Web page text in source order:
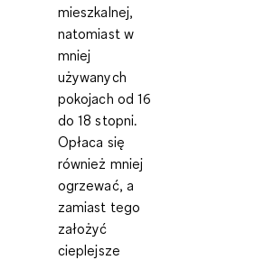
mieszkalnej,
natomiast w
mniej
używanych
pokojach od 16
do 18 stopni.
Opłaca się
również mniej
ogrzewać, a
zamiast tego
założyć
cieplejsze